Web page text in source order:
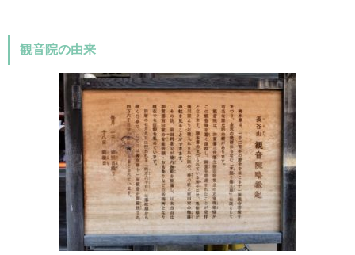
観音院の由来